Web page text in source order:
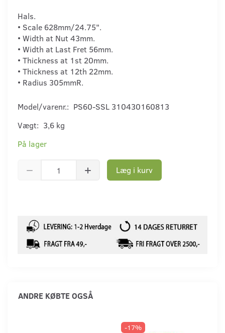
Hals.
• Scale 628mm/24.75".
• Width at Nut 43mm.
• Width at Last Fret 56mm.
• Thickness at 1st 20mm.
• Thickness at 12th 22mm.
• Radius 305mmR.
Model/varenr.: PS60-SSL 310430160813
Vægt: 3,6 kg
På lager
Læg i kurv
ANDRE KØBTE OGSÅ
-17%